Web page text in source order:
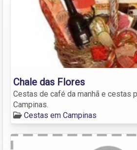
Chale das Flores
Cestas de café da manhã e cestas
Campinas.
Cestas em Campinas